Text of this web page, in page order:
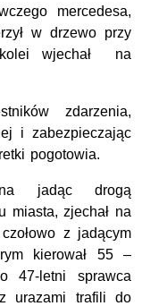
mercedesa,
w drzewo przy
wjechał na
zdarzenia,
i zabezpieczając
pogotowia.
jadąc drogą
zjechał na
z jadącym
kierował 55 –
47-letni sprawca
urazami trafili do